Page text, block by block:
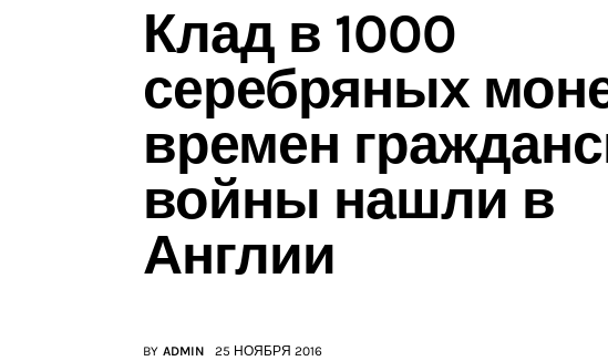
Клад в 1000
серебряных
времен
войны нашли в
Англии
BY ADMIN 25 НОЯБРЯ 2016